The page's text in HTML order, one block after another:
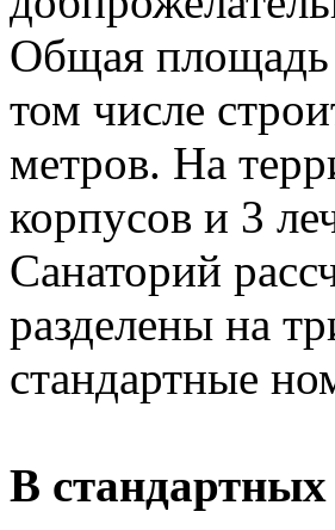
Общая площадь
том числе
метров. На
корпусов и 3
Санаторий
разделены на
стандартные
В